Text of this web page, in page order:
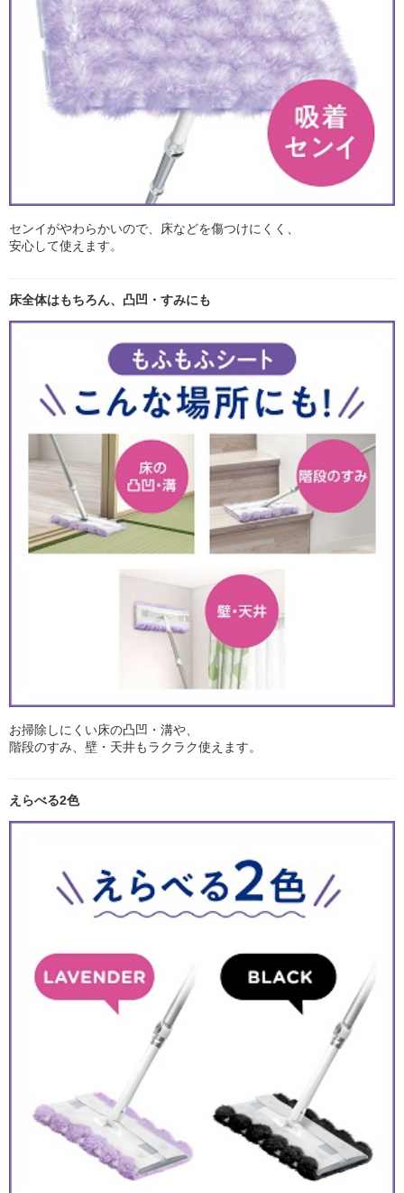
センイがやわらかいので、床などを傷つけにくく、
安心して使えます。
床全体はもちろん、凸凹・すみにも
お掃除しにくい床の凸凹・溝や、
階段のすみ、壁・天井もラクラク使えます。
えらべる2色